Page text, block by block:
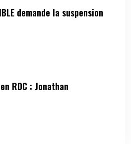
demande la suspension
RDC : Jonathan